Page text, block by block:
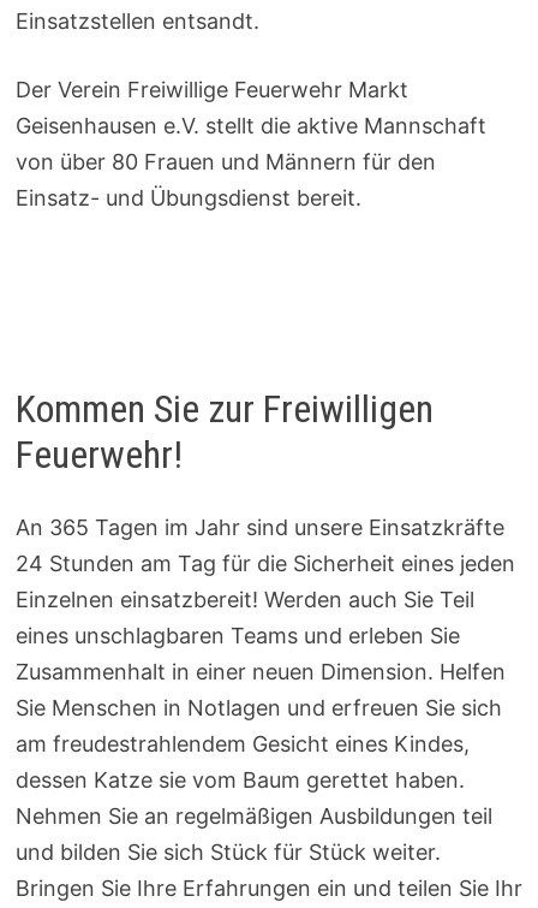
Einsatzstellen entsandt.
Der Verein Freiwillige Feuerwehr Markt
Geisenhausen e.V. stellt die aktive Mannschaft
von über 80 Frauen und Männern für den
Einsatz- und Übungsdienst bereit.
Kommen Sie zur Freiwilligen
Feuerwehr!
An 365 Tagen im Jahr sind unsere Einsatzkräfte
24 Stunden am Tag für die Sicherheit eines jeden
Einzelnen einsatzbereit! Werden auch Sie Teil
eines unschlagbaren Teams und erleben Sie
Zusammenhalt in einer neuen Dimension. Helfen
Sie Menschen in Notlagen und erfreuen Sie sich
am freudestrahlendem Gesicht eines Kindes,
dessen Katze sie vom Baum gerettet haben.
Nehmen Sie an regelmäßigen Ausbildungen teil
und bilden Sie sich Stück für Stück weiter.
Bringen Sie Ihre Erfahrungen ein und teilen Sie Ihr